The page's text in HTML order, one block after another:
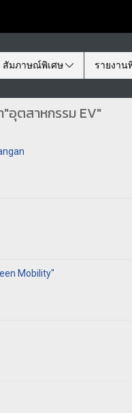
สัมภาษณ์พิเศษ รายงาน
"อุตสาหกรรม EV"
Mobility"